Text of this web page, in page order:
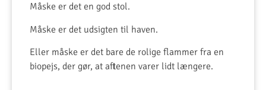
Måske er det en god stol.
Måske er det udsigten til haven.
Eller måske er det bare de rolige flammer fra en
biopejs, der gør, at aftenen varer lidt længere.